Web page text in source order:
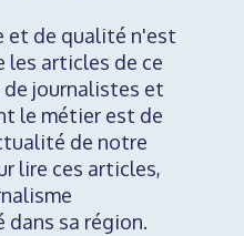
et de qualité n'est
les articles de ce
de journalistes et
le métier est de
de notre
lire ces articles,
dans sa région.